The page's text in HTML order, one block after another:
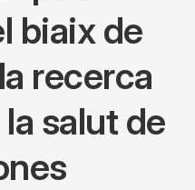
biaix de
recerca
salut de